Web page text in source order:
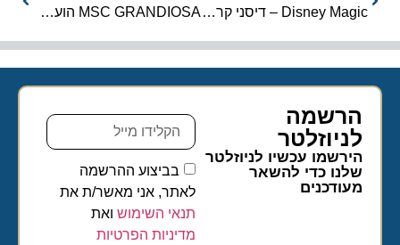
Disney Magic – דיסני קרוז ליין MSC GRANDIOSA הועברה למבדוק רטוב
הרשמה
לניוזלטר​
הירשמו עכשיו לניוזלטר
שלנו כדי להשאר
מעודכנים
בביצוע ההרשמה
לאתר, אני מאשר/ת את
תנאי השימושואת
מדיניות הפרטיות